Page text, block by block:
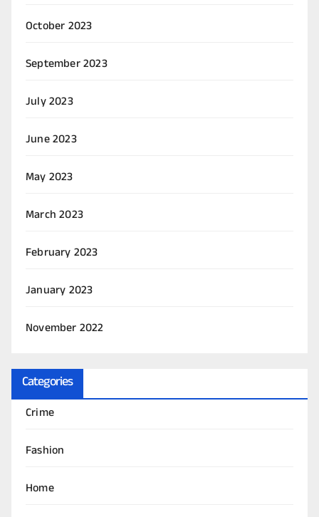
October 2023
September 2023
July 2023
June 2023
May 2023
March 2023
February 2023
January 2023
November 2022
Categories
Crime
Fashion
Home